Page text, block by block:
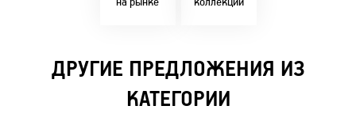
ДРУГИЕ ПРЕДЛОЖЕНИЯ ИЗ
КАТЕГОРИИ